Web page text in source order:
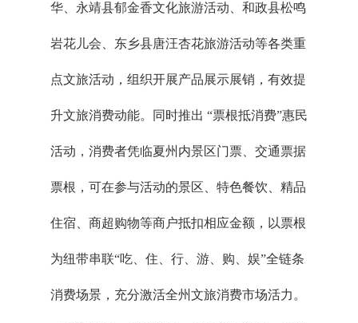
华、永靖县郁金香文化旅游活动、和政县松鸣
岩花儿会、东乡县唐汪杏花旅游活动等各类重
点文旅活动，组织开展产品展示展销，有效提
升文旅消费动能。同时推出 “票根抵消费”惠民
活动，消费者凭临夏州内景区门票、交通票据
票根，可在参与活动的景区、特色餐饮、精品
住宿、商超购物等商户抵扣相应金额，以票根
为纽带串联“吃、住、行、游、购、娱”全链条
消费场景，充分激活全州文旅消费市场活力。